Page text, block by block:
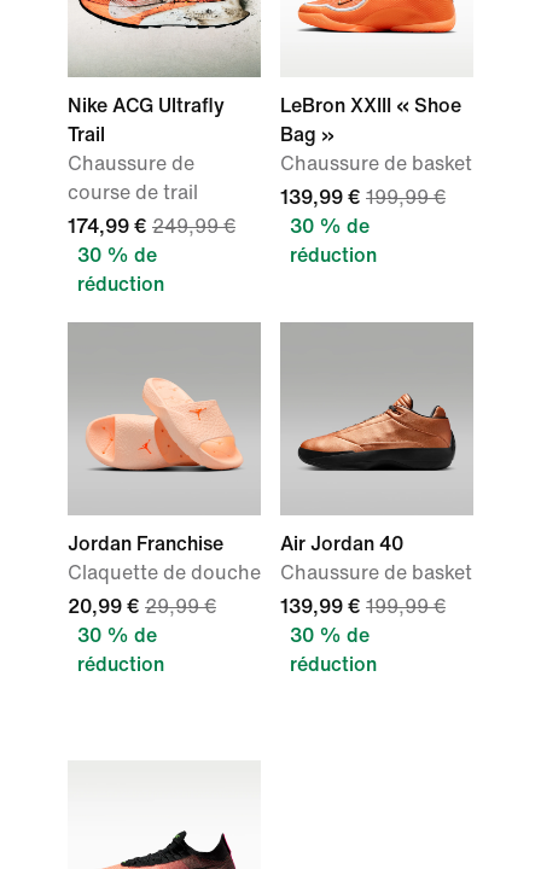
Nike ACG Ultrafly
Trail
Chaussure de
course de trail
174,99 € 249,99 €
30 % de
réduction
LeBron XXIII « Shoe
Bag »
Chaussure de basket
139,99 € 199,99 €
30 % de
réduction
Jordan Franchise
Claquette de douche
20,99 € 29,99 €
30 % de
réduction
Air Jordan 40
Chaussure de basket
139,99 € 199,99 €
30 % de
réduction